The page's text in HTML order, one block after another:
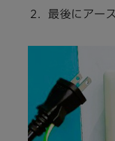
最後にアー